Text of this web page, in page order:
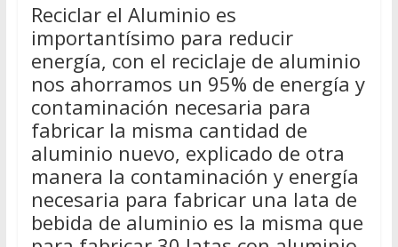
Reciclar el Aluminio es
importantísimo para reducir
energía, con el reciclaje de aluminio
nos ahorramos un 95% de energía y
contaminación necesaria para
fabricar la misma cantidad de
aluminio nuevo, explicado de otra
manera la contaminación y energía
necesaria para fabricar una lata de
bebida de aluminio es la misma que